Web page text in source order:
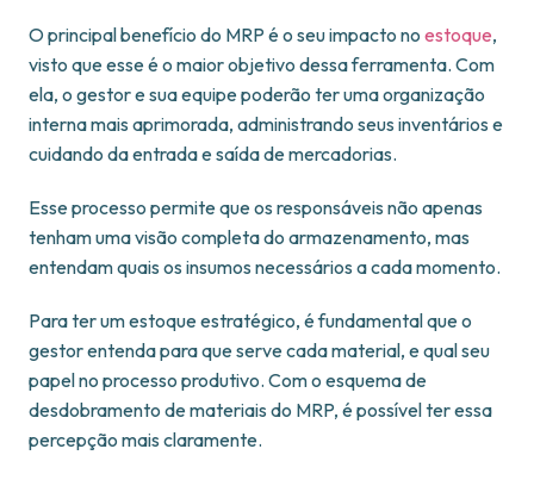
O principal benefício do MRP é o seu impacto no estoque,
visto que esse é o maior objetivo dessa ferramenta. Com
ela, o gestor e sua equipe poderão ter uma organização
interna mais aprimorada, administrando seus inventários e
cuidando da entrada e saída de mercadorias.
Esse processo permite que os responsáveis não apenas
tenham uma visão completa do armazenamento, mas
entendam quais os insumos necessários a cada momento.
Para ter um estoque estratégico, é fundamental que o
gestor entenda para que serve cada material, e qual seu
papel no processo produtivo. Com o esquema de
desdobramento de materiais do MRP, é possível ter essa
percepção mais claramente.